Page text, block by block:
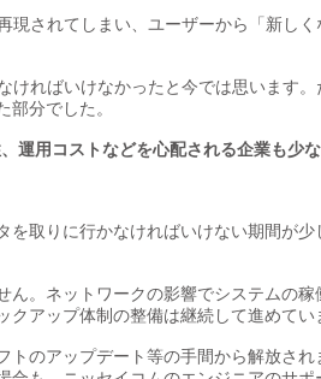
現されてしまい、ユーザーから「新しく
ければいけなかったと今では思います。
分でした。
運用コストなどを心配される企業も少
を取りに行かなければいけない期間が少
ん。ネットワークの影響でシステムの稼
クアップ体制の整備は継続して進めてい
トのアップデート等の手間から解放され